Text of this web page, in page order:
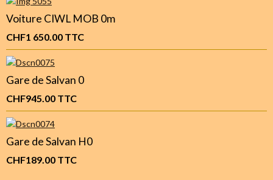
Voiture CIWL MOB 0m
CHF1 650.00 TTC
Gare de Salvan 0
CHF945.00 TTC
Gare de Salvan H0
CHF189.00 TTC